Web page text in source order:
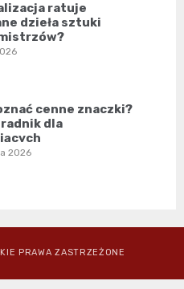
ratuje
dzieła sztuki
cenne znaczki?
dla
2026
PRAWA ZASTRZEŻONE